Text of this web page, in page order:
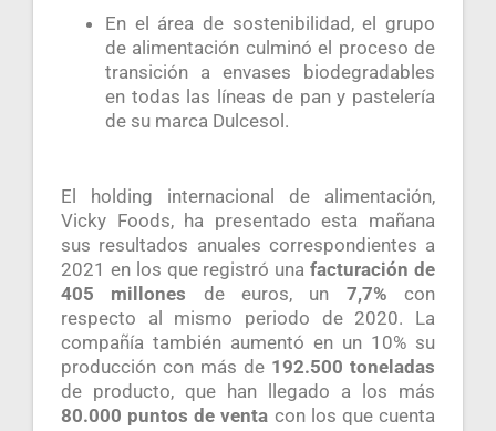
En el área de sostenibilidad, el grupo
de alimentación culminó el proceso de
transición a envases biodegradables
en todas las líneas de pan y pastelería
de su marca Dulcesol.
El holding internacional de alimentación,
Vicky Foods, ha presentado esta mañana
sus resultados anuales correspondientes a
2021 en los que registró unafacturación de
405 millones de euros, un 7,7% con
respecto al mismo periodo de 2020. La
compañía también aumentó en un 10% su
producción con más de 192.500 toneladas
de producto, que han llegado a los más
80.000 puntos de venta con los que cuenta